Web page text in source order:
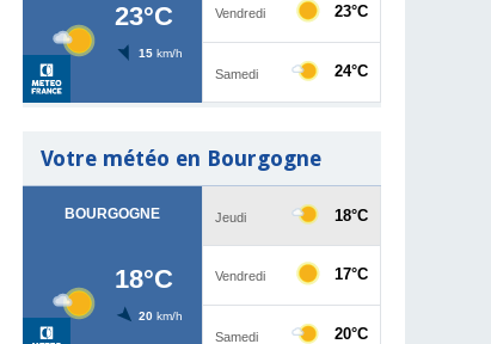
Votre météo en Bourgogne